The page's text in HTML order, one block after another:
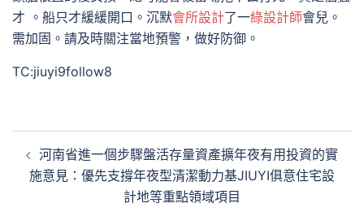
才 。船只才緩緩開口。沉默會所設計了一綠設計師會兒。
需加固。請及時關注當地預警，做好防御。
TC:jiuyi9follow8
章
導
河南省進一個步驟盤活存量資產擴年夜有用投資的實
施意見：優先支撐年夜型清潔動力基JIUYI俱意住宅設
計地等重點領域項目